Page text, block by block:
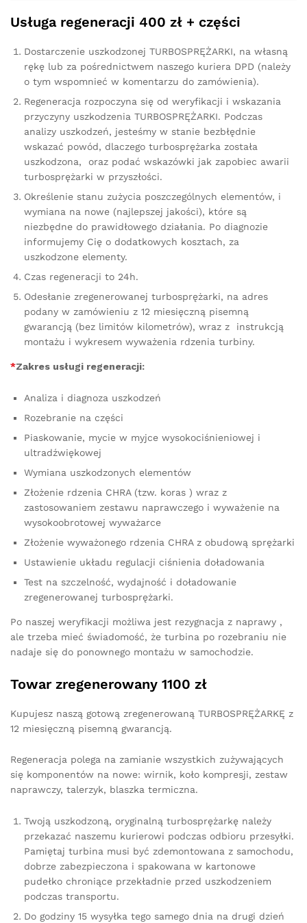
Usługa regeneracji 400 zł + części
Dostarczenie uszkodzonej TURBOSPRĘŻARKI, na własną
rękę lub za pośrednictwem naszego kuriera DPD (należy
o tym wspomnieć w komentarzu do zamówienia).
Regeneracja rozpoczyna się od weryfikacji i wskazania
przyczyny uszkodzenia TURBOSPRĘŻARKI. Podczas
analizy uszkodzeń, jesteśmy w stanie bezbłędnie
wskazać powód, dlaczego turbosprężarka została
uszkodzona, oraz podać wskazówki jak zapobiec awarii
turbosprężarki w przyszłości.
Określenie stanu zużycia poszczególnych elementów, i
wymiana na nowe (najlepszej jakości), które są
niezbędne do prawidłowego działania. Po diagnozie
informujemy Cię o dodatkowych kosztach, za
uszkodzone elementy.
Czas regeneracji to 24h.
Odesłanie zregenerowanej turbosprężarki, na adres
podany w zamówieniu z 12 miesięczną pisemną
gwarancją (bez limitów kilometrów), wraz z instrukcją
montażu i wykresem wyważenia rdzenia turbiny.
*Zakres usługi regeneracji:
Analiza i diagnoza uszkodzeń
Rozebranie na części
Piaskowanie, mycie w myjce wysokociśnieniowej i
ultradźwiękowej
Wymiana uszkodzonych elementów
Złożenie rdzenia CHRA (tzw. koras ) wraz z
zastosowaniem zestawu naprawczego i wyważenie na
wysokoobrotowej wyważarce
Złożenie wyważonego rdzenia CHRA z obudową sprężarki
Ustawienie układu regulacji ciśnienia doładowania
Test na szczelność, wydajność i doładowanie
zregenerowanej turbosprężarki.
Po naszej weryfikacji możliwa jest rezygnacja z naprawy ,
ale trzeba mieć świadomość, że turbina po rozebraniu nie
nadaje się do ponownego montażu w samochodzie.
Towar zregenerowany 1100 zł
Kupujesz naszą gotową zregenerowaną TURBOSPRĘŻARKĘ z
12 miesięczną pisemną gwarancją.
Regeneracja polega na zamianie wszystkich zużywających
się komponentów na nowe: wirnik, koło kompresji, zestaw
naprawczy, talerzyk, blaszka termiczna.
Twoją uszkodzoną, oryginalną turbosprężarkę należy
przekazać naszemu kurierowi podczas odbioru przesyłki.
Pamiętaj turbina musi być zdemontowana z samochodu,
dobrze zabezpieczona i spakowana w kartonowe
pudełko chroniące przekładnie przed uszkodzeniem
podczas transportu.
Do godziny 15 wysyłka tego samego dnia na drugi dzień